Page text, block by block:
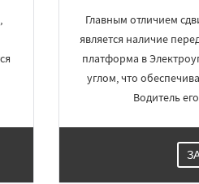
Главным отличием
является наличие
платформа в
углом, что
Водитель